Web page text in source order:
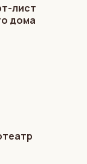
лист
дома